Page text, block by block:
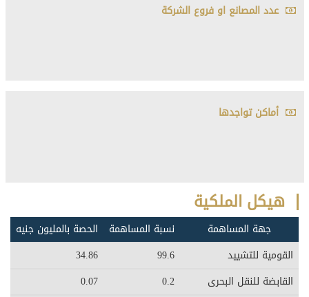
عدد المصانع او فروع الشركة
أماكن تواجدها
هيكل الملكية
جهة المساهمة نسبة المساهمة
الحصة بالمليون جنيه
القومية للتشييد
99.6
34.86
القابضة للنقل البحرى
0.2
0.07